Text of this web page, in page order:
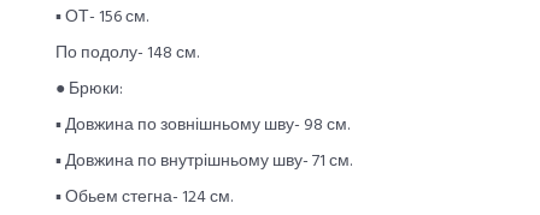
▪︎ ОТ- 156 см.
По подолу- 148 см.
● Брюки:
▪︎ Довжина по зовнішньому шву- 98 см.
▪︎ Довжина по внутрішньому шву- 71 см.
▪︎ Обьем стегна- 124 см.